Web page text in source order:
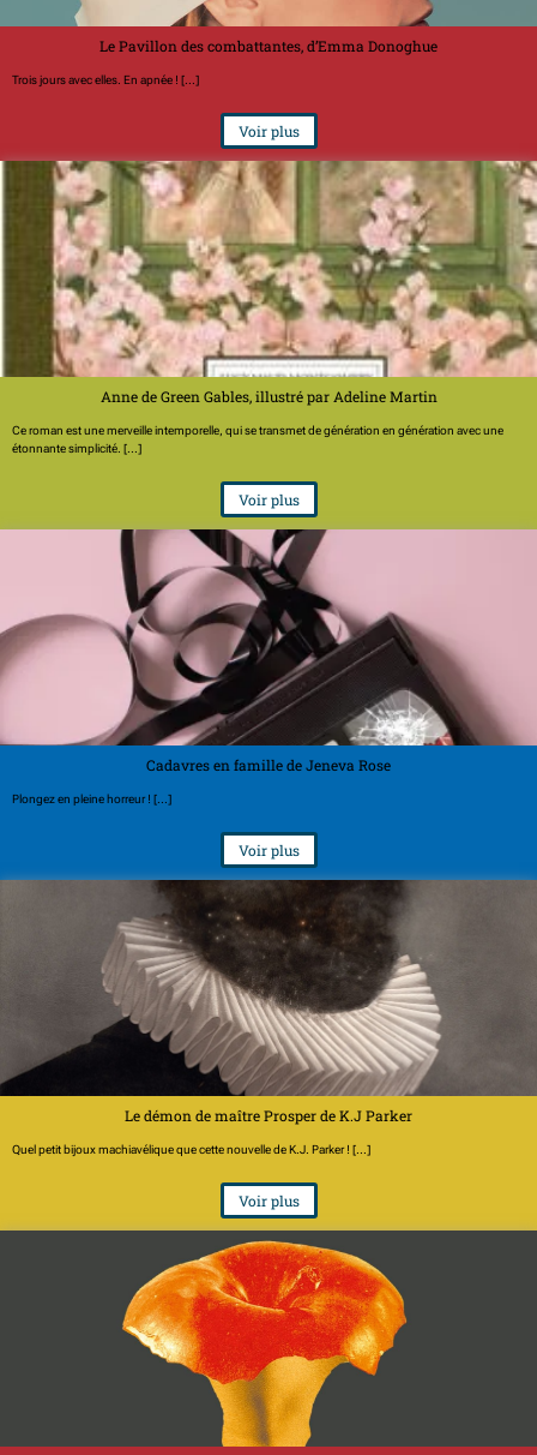
Le Pavillon des combattantes, d’Emma Donoghue
Trois jours avec elles. En apnée ! [...]
Voir plus
Anne de Green Gables, illustré par Adeline Martin
Ce roman est une merveille intemporelle, qui se transmet de génération en génération avec une
étonnante simplicité. [...]
Voir plus
Cadavres en famille de Jeneva Rose
Plongez en pleine horreur ! [...]
Voir plus
Le démon de maître Prosper de K.J Parker
Quel petit bijoux machiavélique que cette nouvelle de K.J. Parker ! [...]
Voir plus